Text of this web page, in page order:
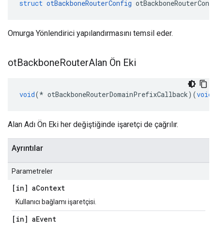
struct otBackboneRouterConfig
Omurga Yönlendirici yapılandırmasını temsil eder.
otBackboneRouterAlan Ön Eki
void(* otBackboneRouterDomainPrefixCallback)(void
Alan Adı Ön Eki her değiştiğinde işaretçi de çağrılır.
Ayrıntılar
Parametreler
[in] aContext
Kullanıcı bağlamı işaretçisi.
[in] aEvent